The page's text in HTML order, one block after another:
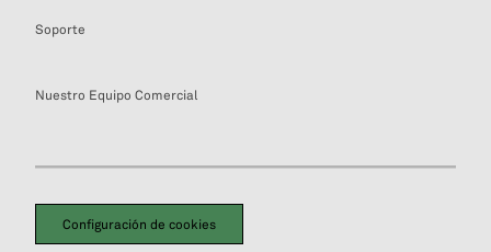
Soporte
Nuestro Equipo Comercial
Configuración de cookies